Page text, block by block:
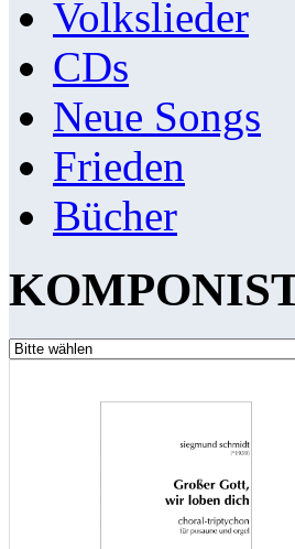
Volkslieder
CDs
Neue Songs
Frieden
Bücher